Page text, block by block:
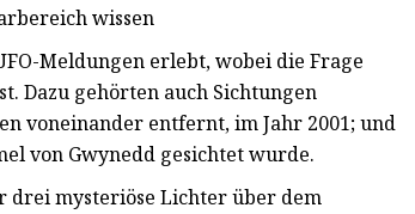
wissen
Meldungen erlebt, wobei die Frage
Dazu gehörten auch Sichtungen
voneinander entfernt, im Jahr 2001; und
von Gwynedd gesichtet wurde.
drei mysteriöse Lichter über dem